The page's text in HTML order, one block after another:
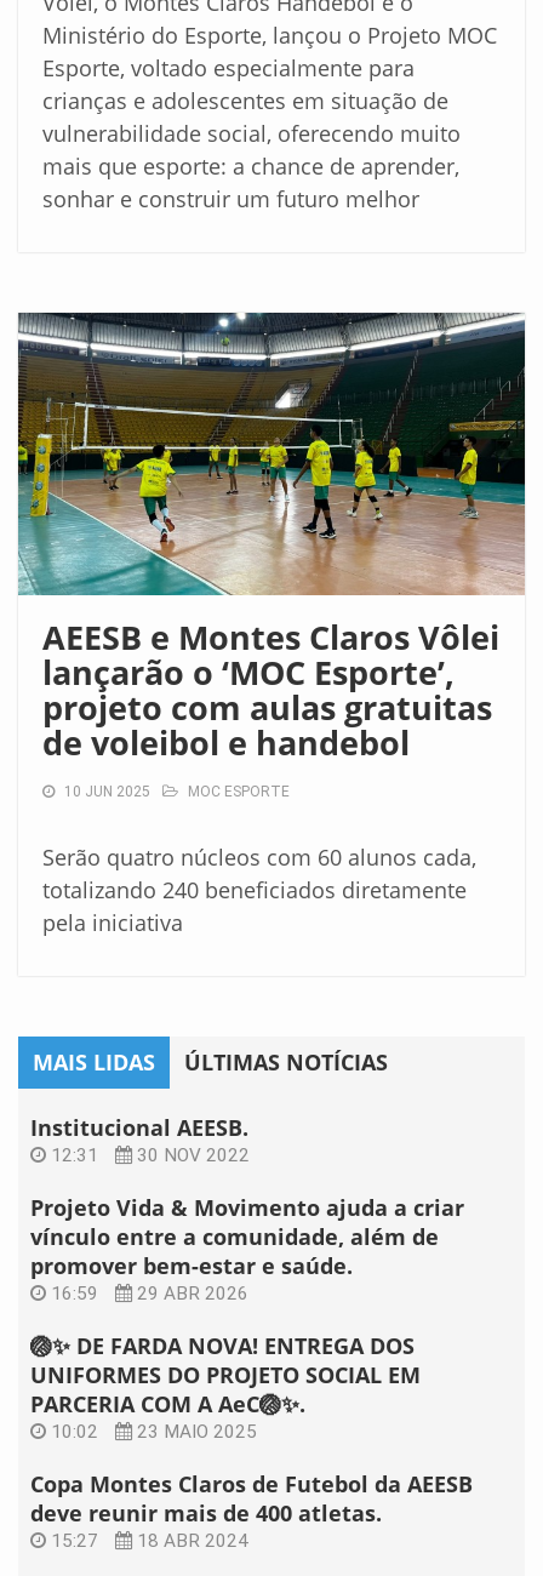
Ministério do Esporte, lançou o Projeto MOC
Esporte, voltado especialmente para
crianças e adolescentes em situação de
vulnerabilidade social, oferecendo muito
mais que esporte: a chance de aprender,
sonhar e construir um futuro melhor
AEESB e Montes Claros Vôlei
lançarão o ‘MOC Esporte’,
projeto com aulas gratuitas
de voleibol e handebol
10 JUN 2025 MOC ESPORTE
Serão quatro núcleos com 60 alunos cada,
totalizando 240 beneficiados diretamente
pela iniciativa
MAIS LIDAS ÚLTIMAS NOTÍCIAS
Institucional AEESB.
12:31 30 NOV 2022
Projeto Vida & Movimento ajuda a criar
vínculo entre a comunidade, além de
promover bem-estar e saúde.
16:59 29 ABR 2026
🏐✨ DE FARDA NOVA! ENTREGA DOS
UNIFORMES DO PROJETO SOCIAL EM
PARCERIA COM A AeC🏐✨.
10:02 23 MAIO 2025
Copa Montes Claros de Futebol da AEESB
deve reunir mais de 400 atletas.
15:27 18 ABR 2024